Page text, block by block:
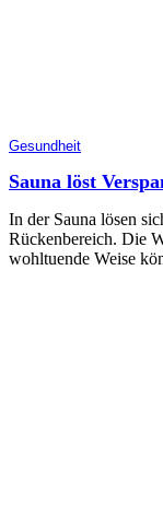
Gesundheit
Sauna löst
In der Sauna lösen
Rückenbereich. Die
wohltuende Weise